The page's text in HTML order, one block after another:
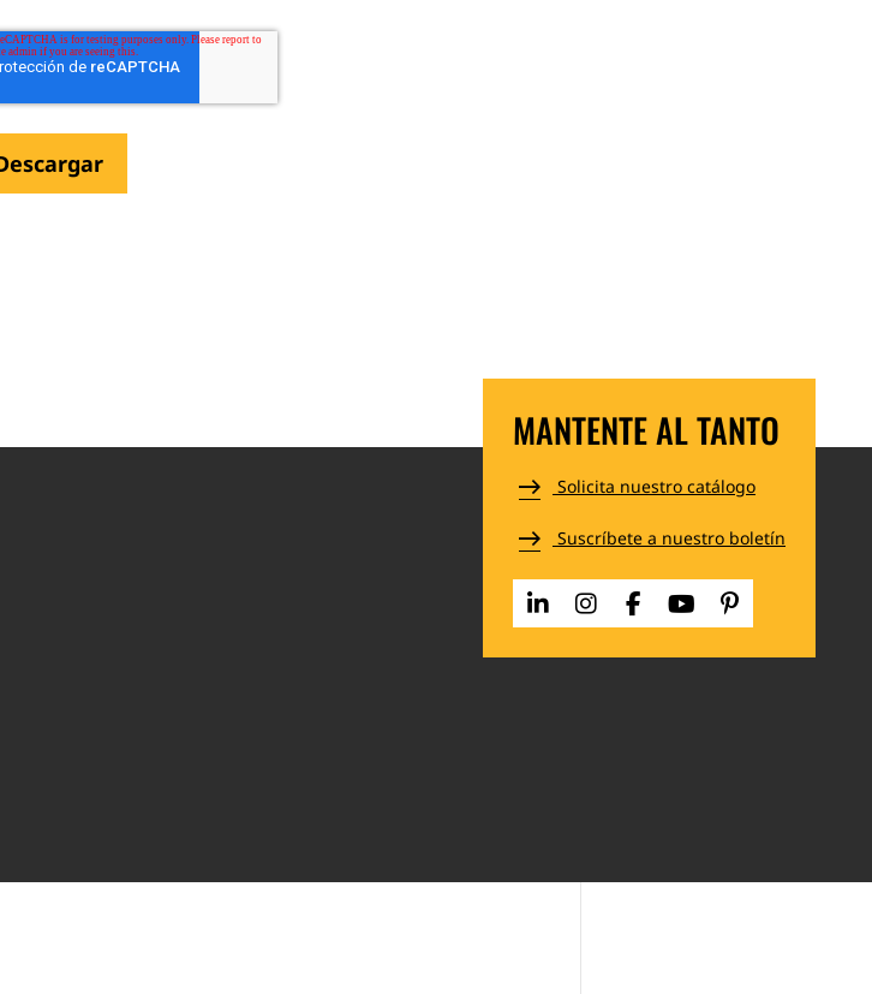
MANTENTE AL TANTO
Solicita nuestro catálogo
Suscríbete a nuestro boletín